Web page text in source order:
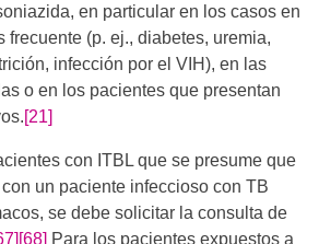
en particular en los casos en
frecuente (p. ej., diabetes, uremia,
infección por el VIH), en las
o en los pacientes que presentan
[21]
con ITBL que se presume que
un paciente infeccioso con TB
se debe solicitar la consulta de
[68] ​​​​​ Para los pacientes expuestos a